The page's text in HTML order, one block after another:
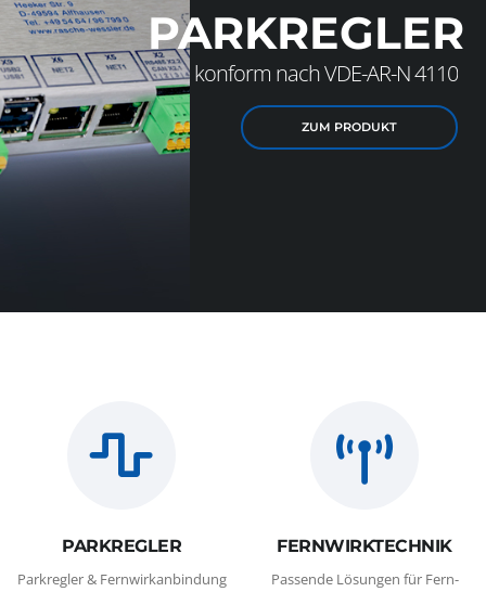
PARKREGLER
konform nach VDE-AR-N 4110
ZUM PRODUKT
PARKREGLER
Parkregler & Fernwirkanbindung
FERNWIRKTECHNIK
Passende Lösungen für Fern-